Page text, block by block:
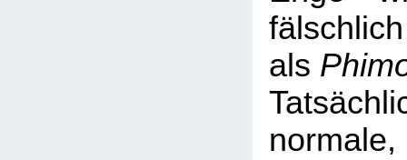
fälschlich
als
normale,